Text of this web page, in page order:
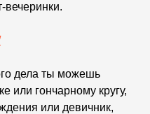
вечеринки.
дела ты можешь
или гончарному кругу,
или девичник,